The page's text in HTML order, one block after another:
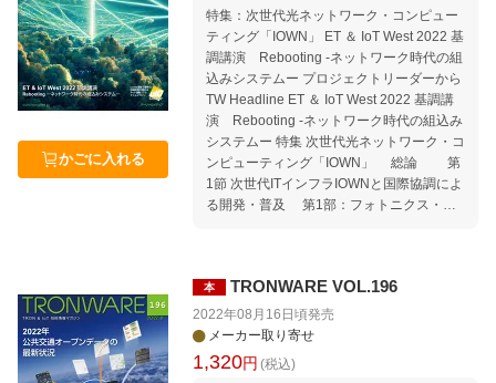
クデータ用いた自動走行ロボットの走行実
証 大和ハウス工業 スマートロジスティクス
オープンデータチャレンジ 連載：micro:bit
でμT-Kernel 3.0を動かそう 第5回 ボタンス
イッチ入力 連載：誌上セミナー μT-Kernel
3.0でIoTエッジノードを作ろう 第6回 セン
サーノードの設計 連載：電子の統合商社 明
光電子の製品紹介5〜インダストリアルIoT
エッジノードに新商品を追加〜持続可能な
社会のために TIVAC Information セミナー
s ID Center 公共交通オープンデータ協議会
に入会しよう! Movement｜TRONから見た
コンピュータ業界の動向 Media｜TRONに
関する報道 編集後記特別編 本誌「記事uco
de」の使い方
発（明光電子株式会社） ・地方創生デジタ
ルプラットフォーム「ココシル」（ユーシ
ーテクノロジ株式会社） ・IoT研究のリー
ディングカンパニー（YRPユビキタス・ネ
ットワーキング研究所） 特集2 Open Smart
UR ・令和4年度UR ひと・まち・くらしシ
ンポジウム 基調講演：未来を志向するーO
pen Smart UR ・「Open Smart UR」生活
モニタリング住戸内覧会 ・対談：INIAD×U
R Open Smart URが目指す未来の住まい
nel 3.0を動かそう 第4回 マルチタスクの動
でIoTエッジノードを作ろう 第5回 センサー
を動かそう（2）シリアル通信 セミナー情
報｜セミナースケジュール 2022年12月〜2
かごに入れる
特集：次世代光ネットワーク・コンピュー
ティング「IOWN」 ET ＆ IoT West 2022 基
調講演 Rebooting -ネットワーク時代の組
込みシステムー プロジェクトリーダーから
TW Headline ET ＆ IoT West 2022 基調講
演 Rebooting -ネットワーク時代の組込み
システムー 特集 次世代光ネットワーク・コ
ンピューティング「IOWN」 総論 第
1節 次世代ITインフラIOWNと国際協調によ
る開発・普及 第1部：フォトニクス・コ
ス・ネットワーク（APN） 第4節 光デ
ィスアグリゲーテッドコンピューティング
第2部：ICTリソースの最適調和 第5
節 コグニティブ・ファウンデーション 第
3部：デジタルツイン 第6節 ヒト、モ
本 TRONWARE VOL.196
2022年08月16日頃発売
メーカー取り寄せ
1,320円 (税込)